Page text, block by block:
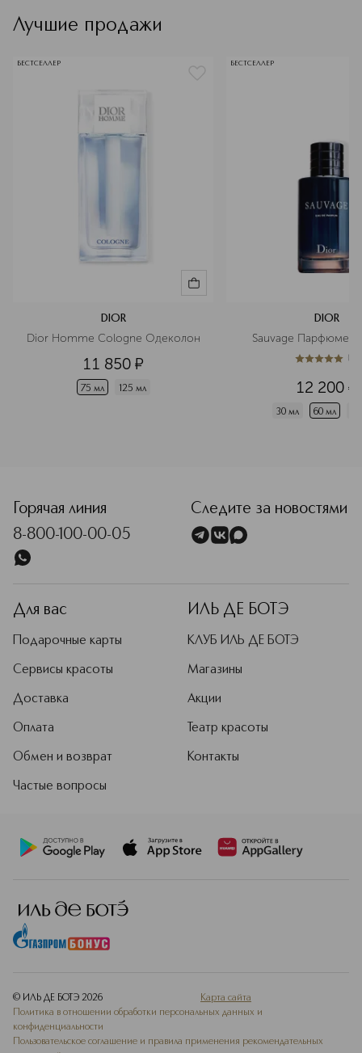
Лучшие продажи
БЕСТСЕЛЛЕР
DIOR
Dior Homme Cologne Одеколон
11 850 ¤
75 мл 125 мл
БЕСТСЕЛЛЕР
DIOR
Sauvage
5из 51 (
12 200 ¤
30 мл 60 мл
Горячая линия
8-800-100-00-05
Следите за новостями
Для вас
Подарочные карты
Сервисы красоты
Доставка
Оплата
Обмен и возврат
Частые вопросы
ИЛЬ ДЕ БОТЭ
КЛУБ ИЛЬ ДЕ БОТЭ
Магазины
Акции
Театр красоты
Контакты
© ИЛЬ ДЕ БОТЭ 2026
Карта сайта
Политика в отношении обработки персональных данных и
конфиденциальности
Пользовательское соглашение и правила применения рекомендательных